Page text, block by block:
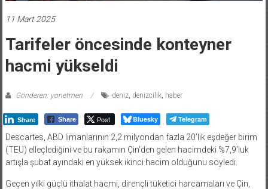
11 Mart 2025
Tarifeler öncesinde konteyner
hacmi yükseldi
Gönderen: yonetmen deniz, denizcilik, haber
Share Share Post Bluesky Telegram
Descartes, ABD limanlarının 2,2 milyondan fazla 20’lik eşdeğer birim
(TEU) elleçlediğini ve bu rakamın Çin’den gelen hacimdeki %7,9’luk
artışla şubat ayındaki en yüksek ikinci hacim olduğunu söyledi.
Geçen yılki güçlü ithalat hacmi, dirençli tüketici harcamaları ve Çin,